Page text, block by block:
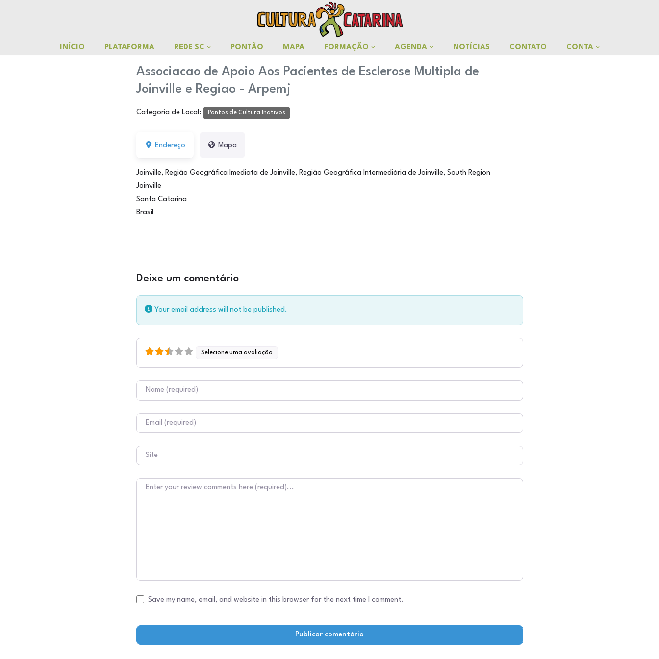
INÍCIO PLATAFORMA REDE SC PONTÃO MAPA FORMAÇÃO AGENDA NOTÍCIAS CONTATO CONTA
Associacao de Apoio Aos Pacientes de Esclerose Multipla de
Joinville e Regiao - Arpemj
Categoria de Local: Pontos de Cultura Inativos
Endereço Mapa
Joinville, Região Geográfica Imediata de Joinville, Região Geográfica Intermediária de Joinville, South Region
Joinville
Santa Catarina
Brasil
Deixe um comentário
Your email address will not be published.
Selecione uma avaliação
Nome
E-mail
Site
Texto do comentário
Save my name, email, and website in this browser for the next time I comment.